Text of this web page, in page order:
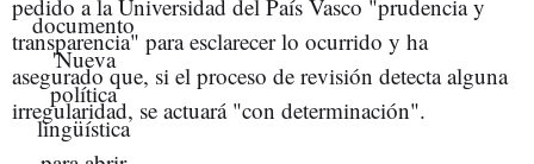
pedido a la Universidad del País Vasco "prudencia y
transparencia" para esclarecer lo ocurrido y ha
asegurado que, si el proceso de revisión detecta alguna
irregularidad, se actuará "con determinación".